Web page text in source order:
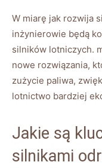
W miarę jak rozwija​
inżynierowie będą
silników lotniczych.
nowe rozwiązania,‌
zużycie paliwa,
lotnictwo bardziej
Jakie są
silnikami